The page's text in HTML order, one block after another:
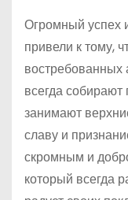
Огромный успех
привели к тому,
востребованных
всегда
занимают
славу и
скромным и
который всегда